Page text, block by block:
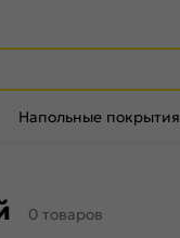
Напольные покрытия
0 товаров